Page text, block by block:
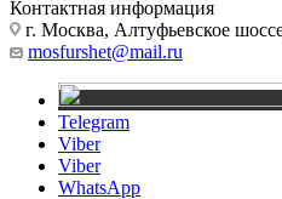
Контактная информация
г. Москва, Алтуфьевское
mosfurshet@mail.ru
Telegram
Viber
Viber
WhatsApp